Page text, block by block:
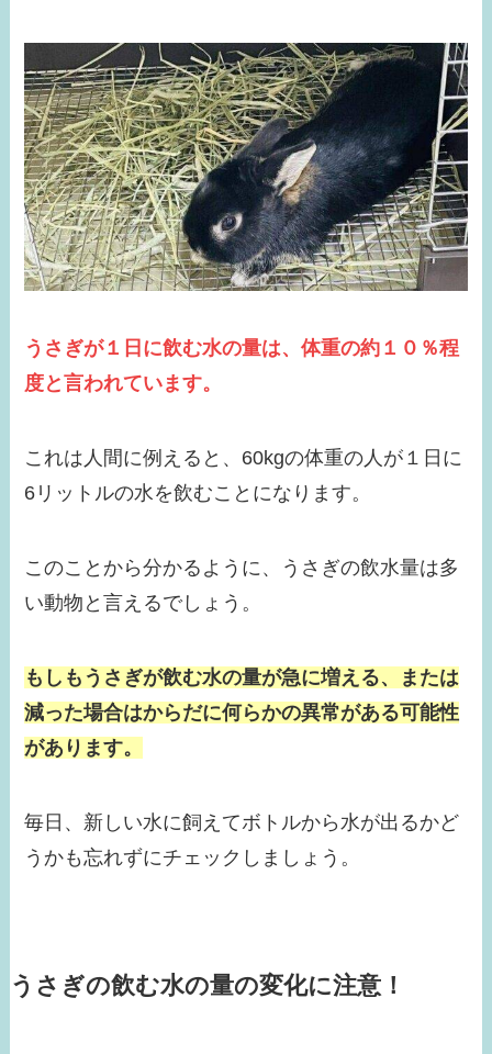
うさぎが１日に飲む水の量は、体重の約１０％程
度と言われています。
これは人間に例えると、60kgの体重の人が１日に
6リットルの水を飲むことになります。
このことから分かるように、うさぎの飲水量は多
い動物と言えるでしょう。
もしもうさぎが飲む水の量が急に増える、または
減った場合はからだに何らかの異常がある可能性
があります。
毎日、新しい水に飼えてボトルから水が出るかど
うかも忘れずにチェックしましょう。
うさぎの飲む水の量の変化に注意！